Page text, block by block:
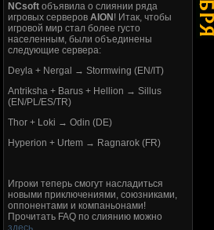
NCsoft объявила о слиянии ряда
игровых серверов AION ! Итак, чтобы
игровой мир стал более густо
населенным, были объединены
следующие сервера:
Deyla + Nergal → Stormwing (EN/IT)
Antriksha + Barus + Hellion → Sillus
(EN/PL/ES/TR)
Thor + Loki → Odin (DE)
Hyperion + Urtem → Ragnarok (FR)
Игроки теперь смогут насладиться
новыми приключениями, союзниками,
оппонентами и компаньонами!
Прочитать FAQ по слиянию можно